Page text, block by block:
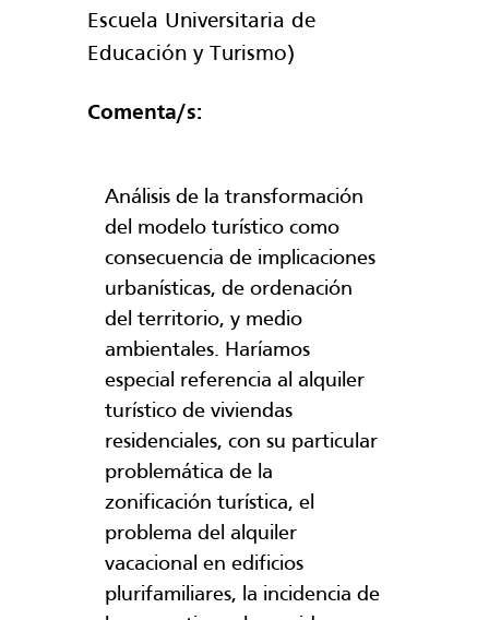
Escuela Universitaria de
Educación y Turismo)
Comenta/s:
Análisis de la transformación
del modelo turístico como
consecuencia de implicaciones
urbanísticas, de ordenación
del territorio, y medio
ambientales. Haríamos
especial referencia al alquiler
turístico de viviendas
residenciales, con su particular
problemática de la
zonificación turística, el
problema del alquiler
vacacional en edificios
plurifamiliares, la incidencia de